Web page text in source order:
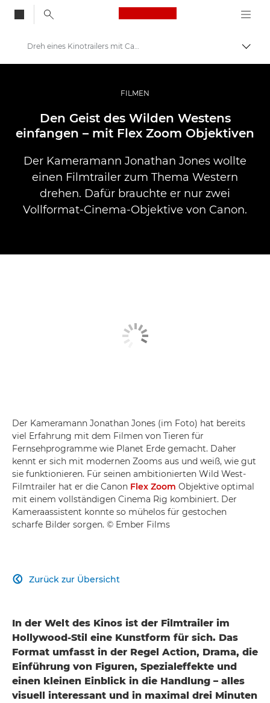
Canon Logo, back
Auf
Profi-Geschichten: Inspirationen für Foto, Video und Durck
Dreh eines Kinotrailers mit Canon Flex Zoom-Objektiven
FILMEN
Den Geist des Wilden Westens
einfangen – mit Flex Zoom Objektiven
Der Kameramann Jonathan Jones wollte
einen Filmtrailer zum Thema Western
drehen. Dafür brauchte er nur zwei
Vollformat-Cinema-Objektive von Canon.
Der Kameramann Jonathan Jones (im Foto) hat bereits
viel Erfahrung mit dem Filmen von Tieren für
Fernsehprogramme wie Planet Erde gemacht. Daher
kennt er sich mit modernen Zooms aus und weiß, wie gut
sie funktionieren. Für seinen ambitionierten Wild West-
Filmtrailer hat er die Canon Flex Zoom Objektive optimal
mit einem vollständigen Cinema Rig kombiniert. Der
Kameraassistent konnte so mühelos für gestochen
scharfe Bilder sorgen. © Ember Films
Zurück zur Übersicht

In der Welt des Kinos ist der Filmtrailer im
Hollywood-Stil eine Kunstform für sich. Das
Format umfasst in der Regel Action, Drama, die
Einführung von Figuren, Spezialeffekte und
einen kleinen Einblick in die Handlung – alles
visuell interessant und in maximal drei Minuten